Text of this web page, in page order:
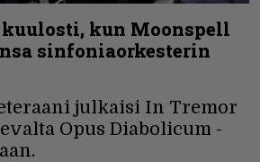
kun Moonspell
sinfoniaorkesterin
julkaisi In Tremor
Opus Diabolicum -